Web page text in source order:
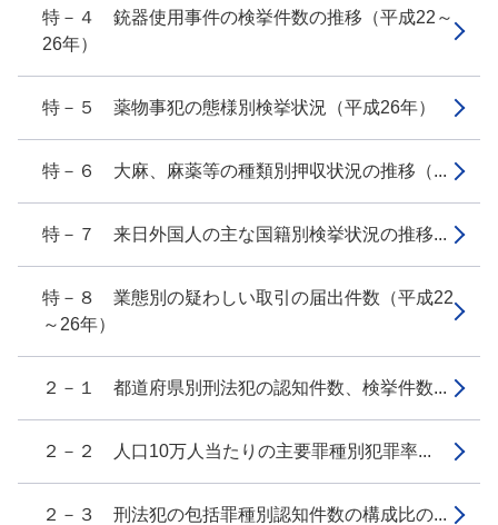
特－４ 銃器使用事件の検挙件数の推移（平成22～
26年）
特－５ 薬物事犯の態様別検挙状況（平成26年）
特－６ 大麻、麻薬等の種類別押収状況の推移（...
特－７ 来日外国人の主な国籍別検挙状況の推移...
特－８ 業態別の疑わしい取引の届出件数（平成22
～26年）
２－１ 都道府県別刑法犯の認知件数、検挙件数...
２－２ 人口10万人当たりの主要罪種別犯罪率...
２－３ 刑法犯の包括罪種別認知件数の構成比の...